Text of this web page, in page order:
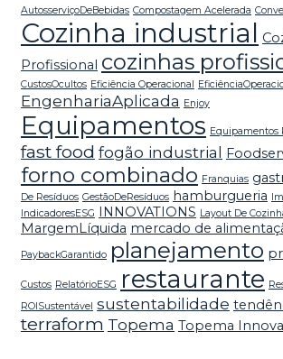
AutosserviçoDeBebidas Compostagem Acelerada
Cozinha industrial
Profissional cozinhas
CustosOcultos Eficiência Operacional
EngenhariaAplicada Enjoy
Equipamentos Equipamentos
fast food fogão industrial
forno combinado Franquias
De Resíduos GestãoDeResíduos hamburgueria
IndicadoresESG
INNOVATIONS Layout De
MargemLíquida mercado de
PaybackGarantido planejamento
Custos RelatórioESG restaurante
ROISustentável sustentabilidade
terraform Topema Topema